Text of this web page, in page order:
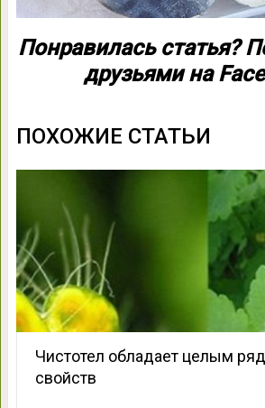
Понравилась статья?
друзьями на
ПОХОЖИЕ СТАТЬИ
Чистотел обладает целым
свойств